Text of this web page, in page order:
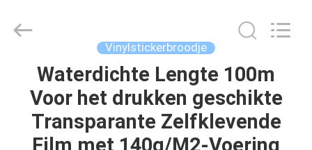
THUIS
PRODUCTEN
Co.,Ltd.
Vinylstickerbroodje
Waterdichte Lengte 100m
Voor het drukken geschikte
Transparante Zelfklevende
Film met 140g/M2-Voering